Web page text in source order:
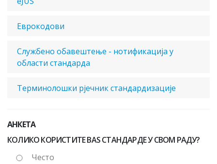
Еврокодови
Службено обавештење - нотификација у
области стандарда
Терминолошки рјечник стандардизације
АНКЕТА
КОЛИКО КОРИСТИТЕ BAS СТАНДАРДЕ У СВОМ РАДУ?
Често